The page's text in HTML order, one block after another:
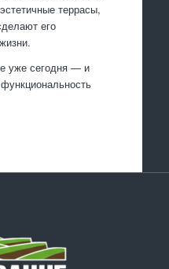
террасы,
его
уже сегодня — и